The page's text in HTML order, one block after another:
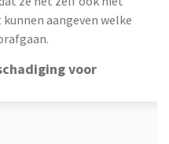
aangeven welke
voor